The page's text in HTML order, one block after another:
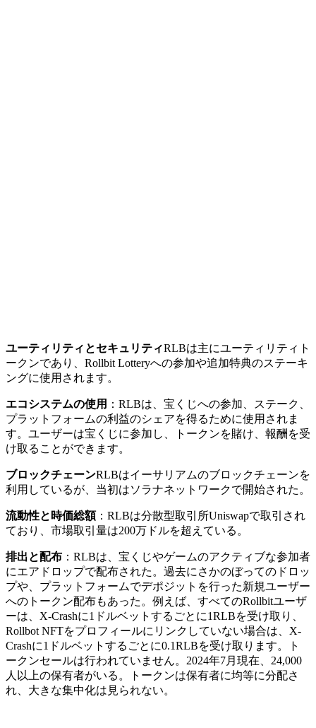
ユーティリティとセキュリティRLBは主にユーティリティト
ークンであり、Rollbit Lotteryへの参加や追加特典のステーキ
ングに使用されます。
エコシステムの使用 ：RLBは、宝くじへの参加、ステーク、
プラットフォームの利益のシェアを得るために使用されま
す。ユーザーは宝くじに参加し、トークンを賭け、報酬を受
け取ることができます。
ブロックチェーンRLBはイーサリアムのブロックチェーンを
利用しているが、当初はソラナネットワークで開始された。
流動性と時価総額：RLBは分散型取引所Uniswapで取引され
ており、市場取引量は200万ドルを超えている。
排出と配布 ：RLBは、宝くじやゲームのアクティブな参加者
にエアドロップで配布された。過去にさかのぼってのドロッ
プや、プラットフォームでデポジットを行った新規ユーザー
へのトークン配布もあった。例えば、すべてのRollbitユーザ
ーは、X-Crashに1ドルベットするごとに1RLBを受け取り、
Rollbot NFTをプロフィールにリンクしていない場合は、X-
Crashに1ドルベットするごとに0.1RLBを受け取ります。ト
ークンセールは行われていません。2024年7月現在、24,000
人以上の保有者がいる。トークンは保有者に均等に分配さ
れ、大きな集中化は見られない。